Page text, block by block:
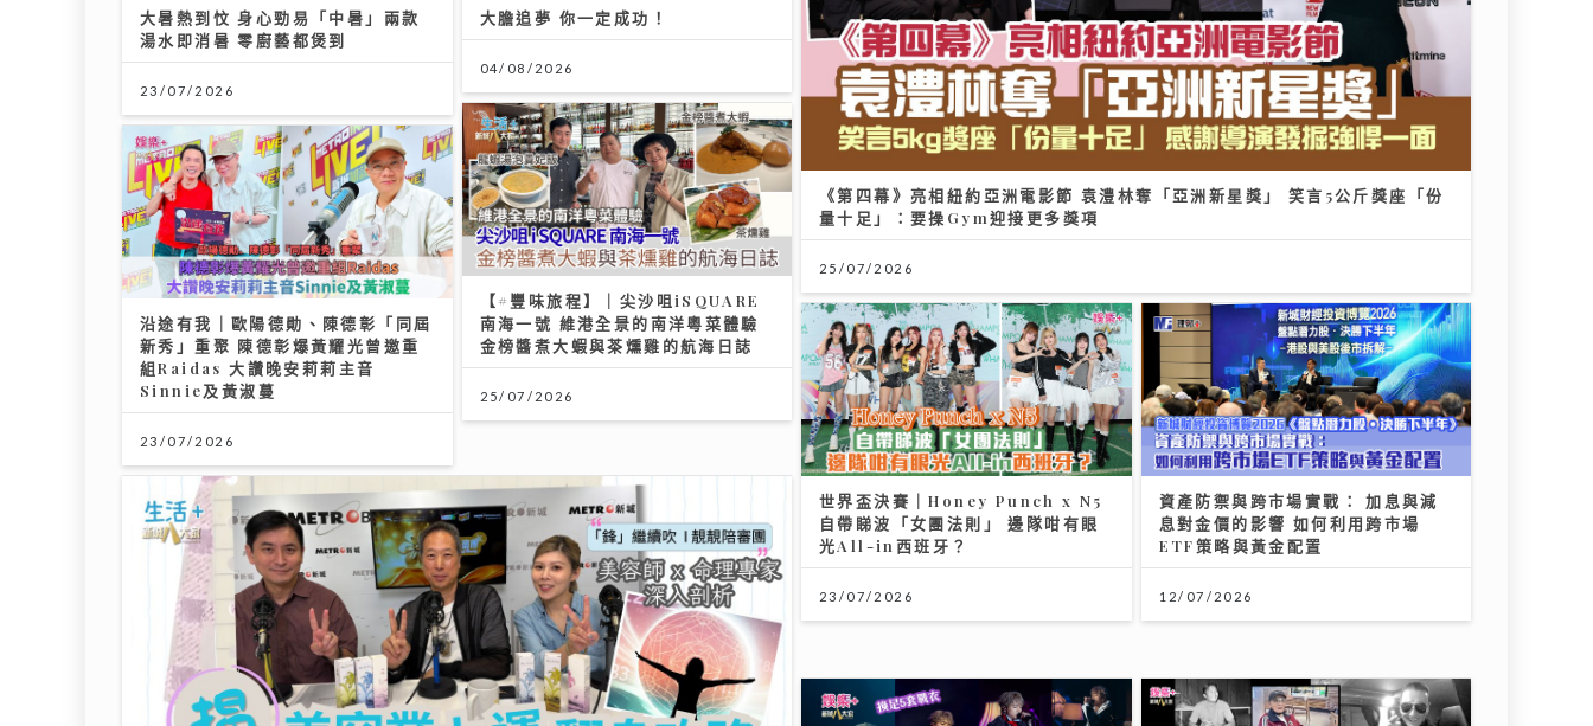
大暑熱到忟 身心勁易「中暑」兩款
湯水即消暑 零廚藝都煲到
23/07/2026
大膽追夢 你一定成功！
04/08/2026
《第四幕》亮相紐約亞洲電影節 袁澧林奪「亞洲新星獎」 笑言5公斤獎座「份
量十足」：要操Gym迎接更多獎項
25/07/2026
【#豐味旅程】｜尖沙咀iSQUARE
南海一號 維港全景的南洋粵菜體驗
金榜醬煮大蝦與茶燻雞的航海日誌
25/07/2026
沿途有我｜歐陽德勛、陳德彰「同屆
新秀」重聚 陳德彰爆黃耀光曾邀重
組Raidas 大讚晚安莉莉主音
Sinnie及黃淑蔓
23/07/2026
世界盃決賽｜Honey Punch x N5
自帶睇波「女團法則」 邊隊咁有眼
光All-in西班牙？
23/07/2026
資產防禦與跨市場實戰： 加息與減
息對金價的影響 如何利用跨市場
ETF策略與黃金配置
12/07/2026